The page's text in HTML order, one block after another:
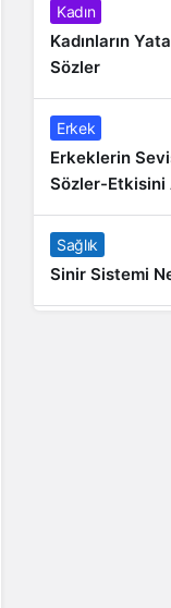
Kadın
Kadınların
Sözler
Erkek
Erkeklerin
Sözler-Etkisini
Sağlık
Sinir Sistemi